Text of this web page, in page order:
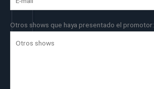
Otros shows que haya presentado el promotor: